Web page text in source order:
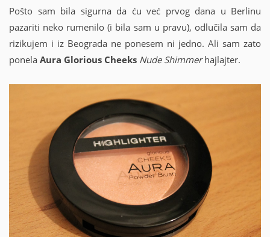
Pošto sam bila sigurna da ću već prvog dana u Berlinu
pazariti neko rumenilo (i bila sam u pravu), odlučila sam da
rizikujem i iz Beograda ne ponesem ni jedno. Ali sam zato
ponela Aura Glorious Cheeks Nude Shimmerhajlajter.